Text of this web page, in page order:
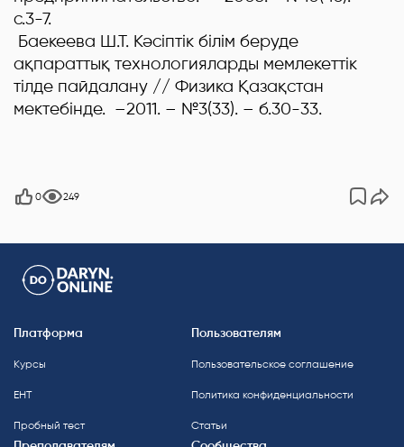
с.3-7.
Баекеева Ш.Т. Кәсіптік білім беруде
ақпараттық технологияларды мемлекеттік
тілде пайдалану // Физика Қазақстан
мектебінде. –2011. – №3(33). – б.30-33.
0 249
Платформа
Курсы
ЕНТ
Пробный тест
Пользователям
Пользовательское соглашение
Политика конфиденциальности
Статьи